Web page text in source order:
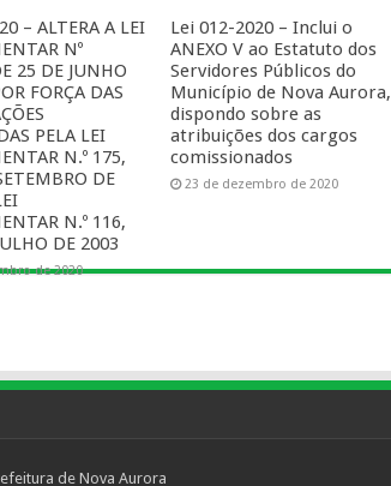
– ALTERA A LEI
Nº
25 DE JUNHO
FORÇA DAS
PELA LEI
N.º 175,
DE
N.º 116,
DE 2003
de 2020
Lei 012-2020 – Inclui o
ANEXO V ao Estatuto dos
Servidores Públicos do
Município de Nova Aurora,
dispondo sobre as
atribuições dos cargos
comissionados
23 de dezembro de 2020
de Nova Aurora